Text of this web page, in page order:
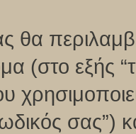
(στο εξής
σας”)